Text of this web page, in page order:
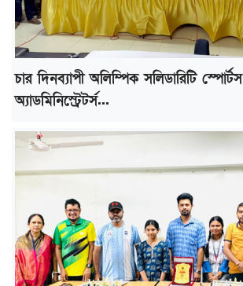
চার দিনব্যাপী অলিম্পিক সলিডারিটি স্পোর্টস
অ্যাডমিনিস্ট্রেটর্স...